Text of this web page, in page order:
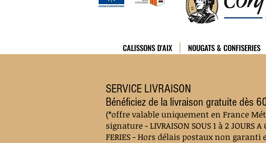
CALISSONS D'AIX NOUGATS & CONFISERIES
SERVICE LIVRAISON
Bénéficiez de la livraison gratuite dès
(*offre valable uniquement en France
signature - LIVRAISON SOUS 1 à 2 JOURS
FERIES - Hors délais postaux non